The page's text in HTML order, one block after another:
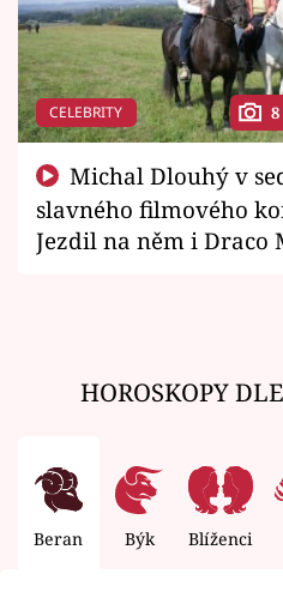
CELEBRITY
slavného filmového
Jezdil na něm i Draco
HOROSKOPY
Beran Býk Blíženci